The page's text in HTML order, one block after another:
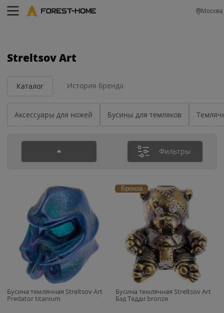
Москва
Streltsov Art
Каталог История бренда
Аксессуары для ножей Бусины для темляков
Фильтры
Бусина темлячная Streltsov Art
Predator titanium
Бронза
Бусина темлячная Streltsov Art
Бэд Тедди bronze